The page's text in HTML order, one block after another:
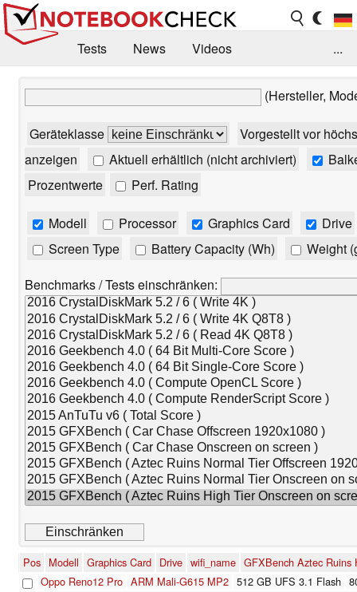
Tests News
Videos
Forum
...
(Hersteller,
Geräteklasse
Vorgestellt vor
anzeigen
Aktuell erhältlich (nicht archiviert)
Prozentwerte
Perf. Rating
Modell Processor Graphics Card
Drive
Screen Type
Battery Capacity (Wh)
Weight
Benchmarks / Tests einschränken:
Pos Modell Graphics Card Drive wifi_name GFXBench Aztec Ruins
Oppo Reno12 Pro ARM Mali-G615 MP2 512 GB UFS 3.1 Flash